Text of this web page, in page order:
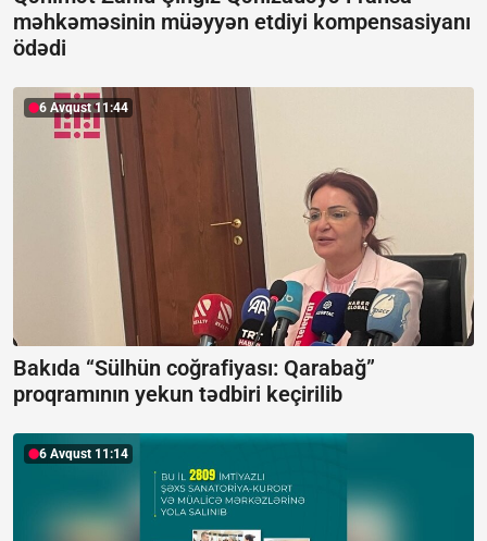
məhkəməsinin müəyyən etdiyi kompensasiyanı
ödədi
6 Avqust 11:44
Bakıda “Sülhün coğrafiyası: Qarabağ”
proqramının yekun tədbiri keçirilib
6 Avqust 11:14